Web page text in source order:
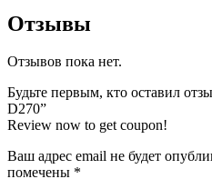
Отзывы
Отзывов пока нет.
Будьте первым, кто оставил
D270”
Review now to get coupon!
Ваш адрес email не будет
помечены *